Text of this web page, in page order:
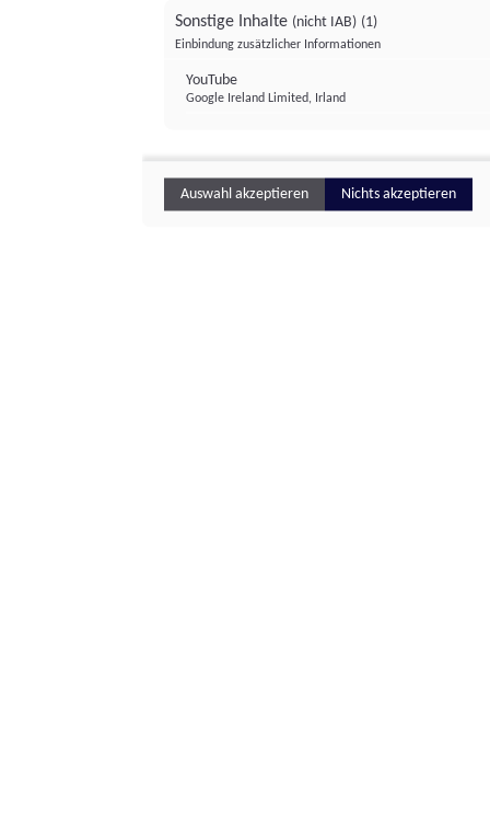
Sonstige Inhalte (nicht IAB) (1)
Einbindung zusätzlicher Informationen
YouTube
Google Ireland Limited, Irland
Auswahl akzeptieren Nichts akzeptieren